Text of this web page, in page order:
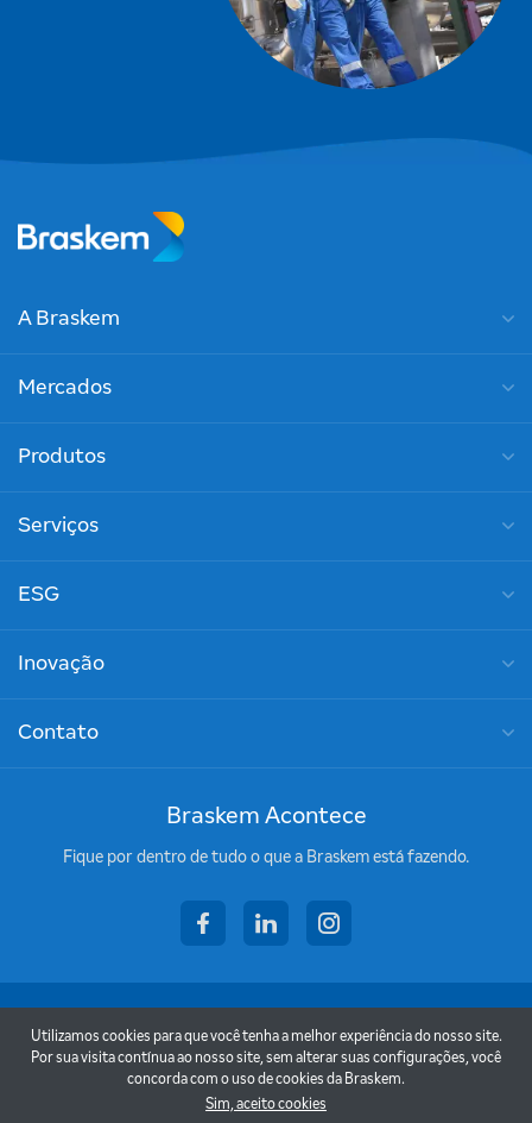
A Braskem
Mercados
Produtos
Serviços
ESG
Inovação
Contato
Braskem Acontece
Fique por dentro de tudo o que a Braskem está fazendo.
facebooklinkedininstagram
Termos de uso
Política de privacidade
Utilizamos cookies para que você tenha a melhor experiência do nosso site.
Por sua visita contínua ao nosso site, sem alterar suas configurações, você
concorda com o uso de cookies da Braskem.
Sim, aceito cookies